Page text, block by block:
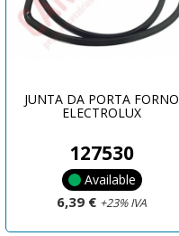
JUNTA DA PORTA FORNO
ELECTROLUX
127530
Available
6,39 € +23% IVA